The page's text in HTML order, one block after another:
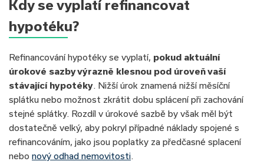
Kdy se vyplatí refinancovat
hypotéku?
Refinancování hypotéky se vyplatí, pokud aktuální
úrokové sazby výrazně klesnou pod úroveň vaší
stávající hypotéky. Nižší úrok znamená nižší měsíční
splátku nebo možnost zkrátit dobu splácení při zachování
stejné splátky. Rozdíl v úrokové sazbě by však měl být
dostatečně velký, aby pokryl případné náklady spojené s
refinancováním, jako jsou poplatky za předčasné splacení
nebo nový odhad nemovitosti.